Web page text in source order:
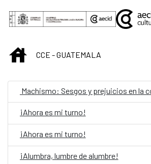
Saut au contenu principal
INICIOCCE - GUATEMALA
¡Ahora es mi turno!
¡Ahora es mi turno!
¡Alumbra, lumbre de alumbre!